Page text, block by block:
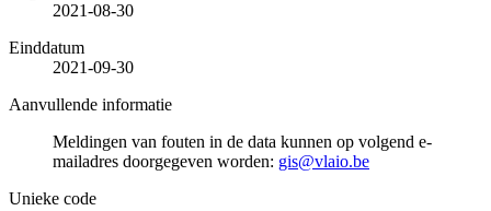
2021-08-30
Einddatum
2021-09-30
Aanvullende informatie
Meldingen van fouten in de data kunnen op volgend e-
mailadres doorgegeven worden: gis@vlaio.be
Unieke code